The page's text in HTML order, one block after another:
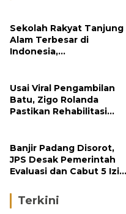
Sekolah Rakyat Tanjung
Alam Terbesar di
Indonesia,
Usai Viral Pengambilan
Batu, Zigo Rolanda
Pastikan Rehabilitasi
Banjir Padang Disorot,
JPS Desak Pemerintah
Evaluasi dan Cabut 5 Izin
Terkini